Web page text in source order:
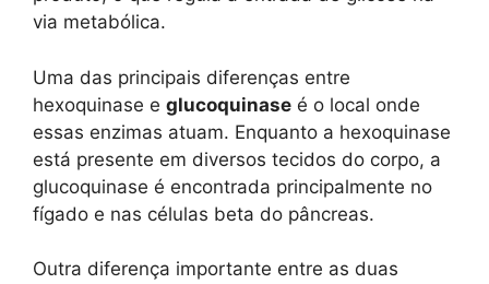
via metabólica.
Uma das principais diferenças entre
hexoquinase e glucoquinase é o local onde
essas enzimas atuam. Enquanto a hexoquinase
está presente em diversos tecidos do corpo, a
glucoquinase é encontrada principalmente no
fígado e nas células beta do pâncreas.
Outra diferença importante entre as duas